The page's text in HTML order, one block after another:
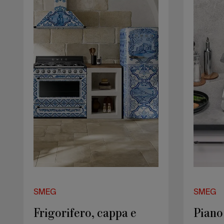
cucina
Mediterraneo
SMEG
Frigorifero, cappa e
SMEG